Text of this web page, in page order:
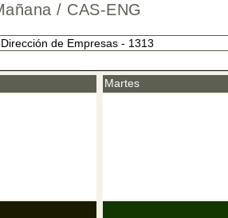
/ CAS-ENG
Martes